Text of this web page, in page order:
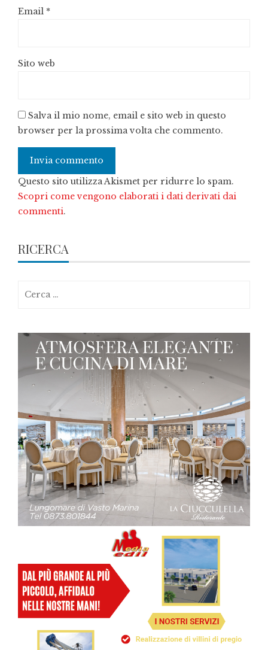
Email *
Sito web
Salva il mio nome, email e sito web in questo
browser per la prossima volta che commento.
Questo sito utilizza Akismet per ridurre lo spam.
Scopri come vengono elaborati i dati derivati dai
commenti.
RICERCA